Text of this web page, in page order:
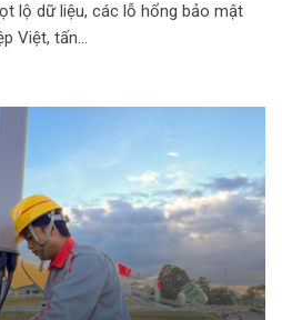
lộ dữ liệu, các lỗ hổng bảo mật
Việt, tấn…